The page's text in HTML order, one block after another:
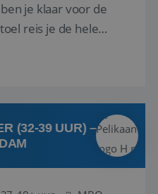
je klaar voor de
reis je de hele
en wat er in de
die droomreis te
(32-39 UUR) –